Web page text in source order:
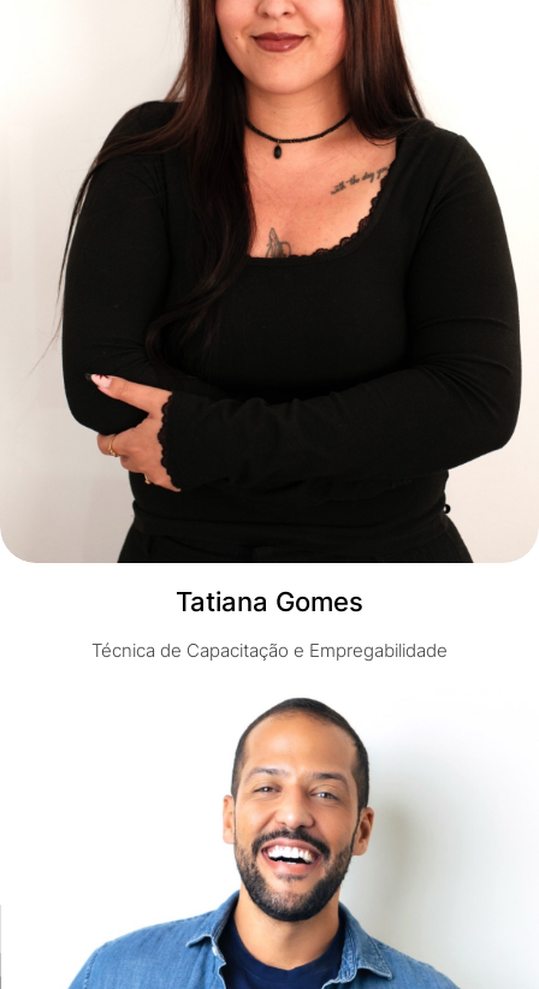
Tatiana Gomes
Técnica de Capacitação e Empregabilidade